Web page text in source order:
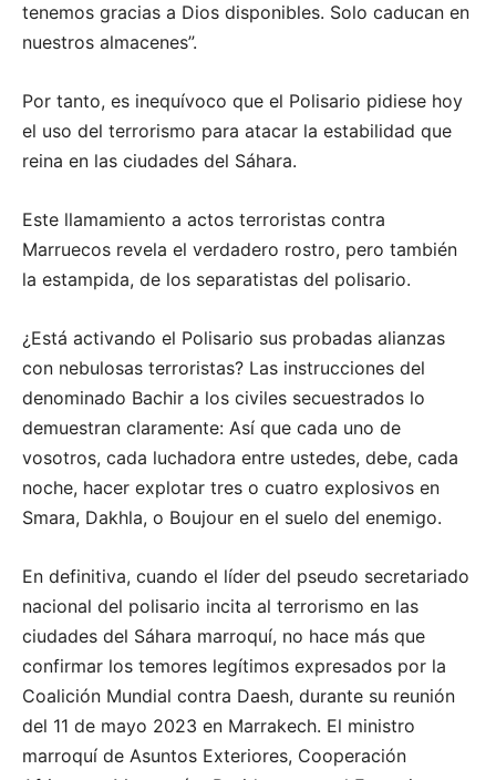
tenemos gracias a Dios disponibles. Solo caducan en
nuestros almacenes”.
Por tanto, es inequívoco que el Polisario pidiese hoy
el uso del terrorismo para atacar la estabilidad que
reina en las ciudades del Sáhara.
Este llamamiento a actos terroristas contra
Marruecos revela el verdadero rostro, pero también
la estampida, de los separatistas del polisario.
¿Está activando el Polisario sus probadas alianzas
con nebulosas terroristas? Las instrucciones del
denominado Bachir a los civiles secuestrados lo
demuestran claramente: Así que cada uno de
vosotros, cada luchadora entre ustedes, debe, cada
noche, hacer explotar tres o cuatro explosivos en
Smara, Dakhla, o Boujour en el suelo del enemigo.
En definitiva, cuando el líder del pseudo secretariado
nacional del polisario incita al terrorismo en las
ciudades del Sáhara marroquí, no hace más que
confirmar los temores legítimos expresados por la
Coalición Mundial contra Daesh, durante su reunión
del 11 de mayo 2023 en Marrakech. El ministro
marroquí de Asuntos Exteriores, Cooperación